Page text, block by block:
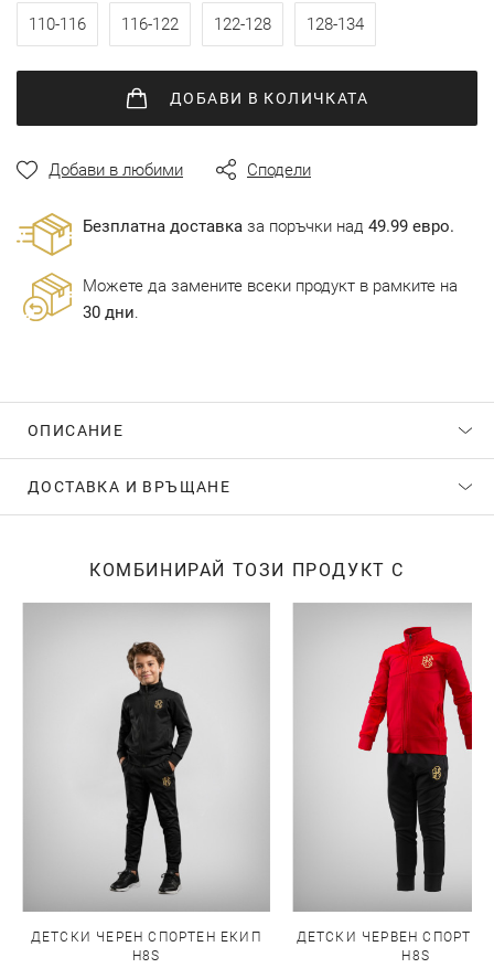
110-116 116-122 122-128 128-134
ДОБАВИ В КОЛИЧКАТА
Добави в любими Сподели
Безплатна доставка за поръчки над 49.99 евро.
Можете да замените всеки продукт в рамките на
30 дни.
ОПИСАНИЕ
ДОСТАВКА И ВРЪЩАНЕ
КОМБИНИРАЙ ТОЗИ ПРОДУКТ С
ДЕТСКИ ЧЕРЕН СПОРТЕН ЕКИП
H8S
ДЕТСКИ ЧЕРВЕН
H8S